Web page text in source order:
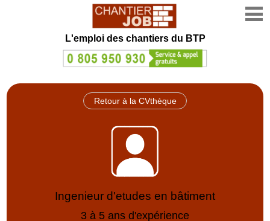
L'emploi des chantiers du BTP
Retour à la CVthèque
Ingenieur d'etudes en bâtiment
3 à 5 ans d'expérience